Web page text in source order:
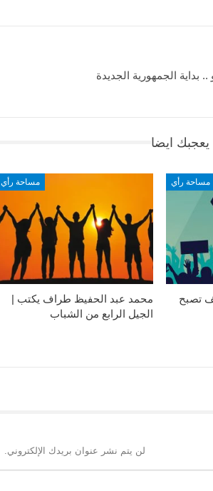
يعجبك ايضا
مساحة رأي
محمد عبد الحفيظ طراف يكتب |
الجيل الرابع من الشباب
مساحة رأي
تصبح
لن يتم نشر عنوان بريدك الإلكتروني.